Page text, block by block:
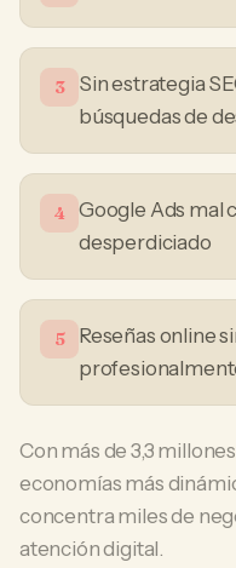
3
Sin estrategia
búsquedas de
4
Google Ads mal
desperdiciado
5
Reseñas online
Con más de 3,3
economías más
concentra miles de
atención digital.